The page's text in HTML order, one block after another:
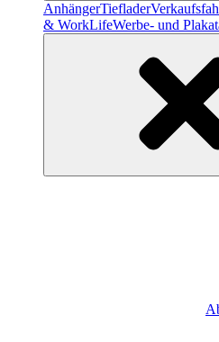
AnhängerTieflader
& WorkLifeWerbe- und